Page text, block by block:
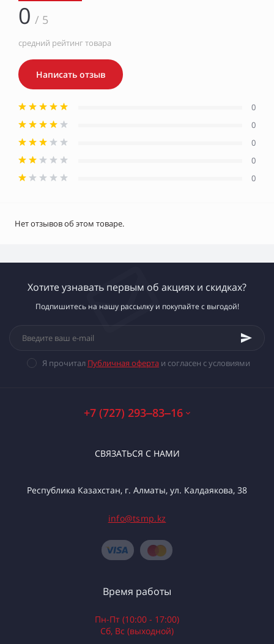
0 / 5
средний рейтинг товара
Написать отзыв
0
0
0
0
0
Нет отзывов об этом товаре.
Хотите узнавать первым об акциях и скидках?
Подпишитесь на нашу рассылку и покупайте с выгодой!
Я прочитал Публичная оферта и согласен с условиями
+7 (727) 293‒83‒16
СВЯЗАТЬСЯ С НАМИ
Республика Казахстан, г. Алматы, ул. Калдаякова, 38
info@tsmp.kz
Время работы
Пн-Пт (10:00 - 17:00)
Сб, Вс (выходной)